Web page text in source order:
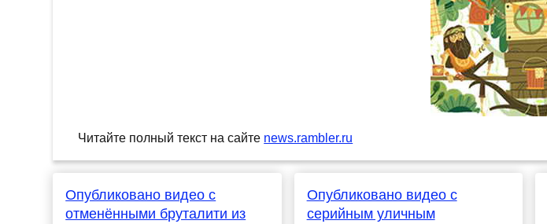
Читайте полный текст на сайте news.rambler.ru
Опубликовано видео с
отменёнными бруталити из
Опубликовано видео с
серийным уличным